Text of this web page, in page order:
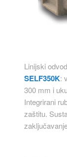
Linijski
SELF350K:
300 mm i
Integrirani
zaštitu.